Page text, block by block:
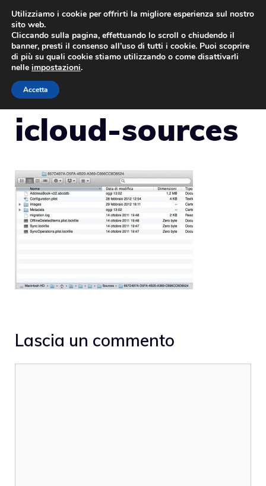
Vai
contenuto
icloud-sources
Lascia un commento
Utilizziamo i cookie per offrirti la migliore esperienza sul nostro
sito web.
Cliccando sulla pagina, effettuando lo scroll o chiudendo il
banner, presti il consenso all’uso di tutti i cookie. Puoi scoprire
di più su quali cookie stiamo utilizzando o come disattivarli
nelle impostazioni.
Accetta